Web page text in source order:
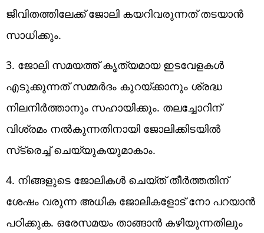
ജീവിതത്തിലേക്ക് ജോലി കയറിവരുന്നത് തടയാന്‍
സാധിക്കും.
3. ജോലി സമയത്ത് കൃത്യമായ ഇടവേളകള്‍
എടുക്കുന്നത് സമ്മര്‍ദം കുറയ്ക്കാനും ശ്രദ്ധ
നിലനിര്‍ത്താനും സഹായിക്കും. തലച്ചോറിന്
വിശ്രമം നല്‍കുന്നതിനായി ജോലിക്കിടയില്‍
സ്‌ട്രെച്ച് ചെയ്യുകയുമാകാം.
4. നിങ്ങളുടെ ജോലികള്‍ ചെയ്ത് തീര്‍ത്തതിന്
ശേഷം വരുന്ന അധിക ജോലികളോട് നോ പറയാന്‍
പഠിക്കുക. ഒരേസമയം താങ്ങാന്‍ കഴിയുന്നതിലും